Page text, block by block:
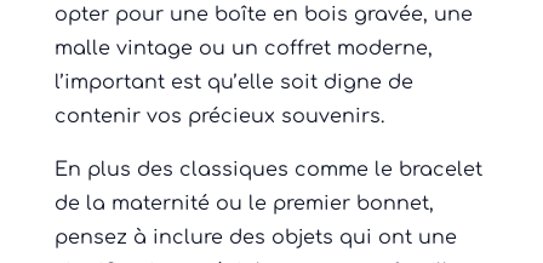
opter pour une boîte en bois gravée, une
malle vintage ou un coffret moderne,
l’important est qu’elle soit digne de
contenir vos précieux souvenirs.
En plus des classiques comme le bracelet
de la maternité ou le premier bonnet,
pensez à inclure des objets qui ont une